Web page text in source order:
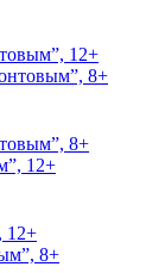
12+
8+
12+